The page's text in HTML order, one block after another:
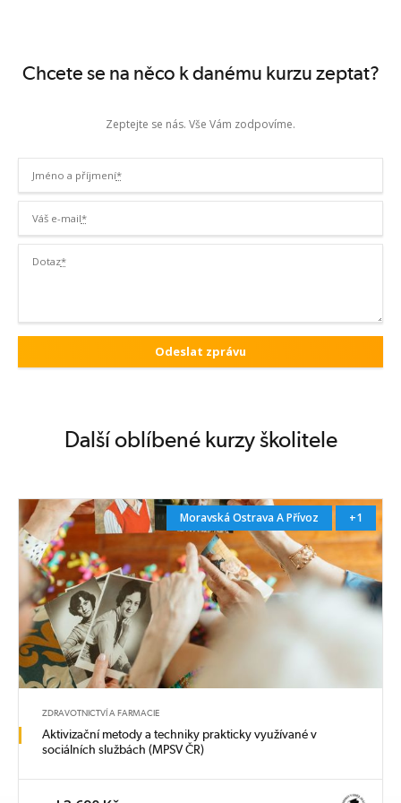
Chcete se na něco k danému kurzu zeptat?
Zeptejte se nás. Vše Vám zodpovíme.
Jméno a příjmení*
Váš e-mail*
Dotaz*
Další oblíbené kurzy školitele
Moravská Ostrava A Přívoz +1
ZDRAVOTNICTVÍ A FARMACIE
Aktivizační metody a techniky prakticky využívané v
sociálních službách (MPSV ČR)